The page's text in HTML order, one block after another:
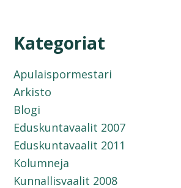
Kategoriat
Apulaispormestari
Arkisto
Blogi
Eduskuntavaalit 2007
Eduskuntavaalit 2011
Kolumneja
Kunnallisvaalit 2008